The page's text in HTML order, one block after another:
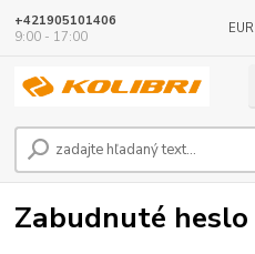
EUR
+421905101406
9:00 - 17:00
Zabudnuté heslo